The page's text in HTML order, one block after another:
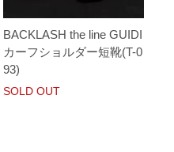
BACKLASH the line GUIDI
カーフショルダー短靴(T-0
93)
SOLD OUT